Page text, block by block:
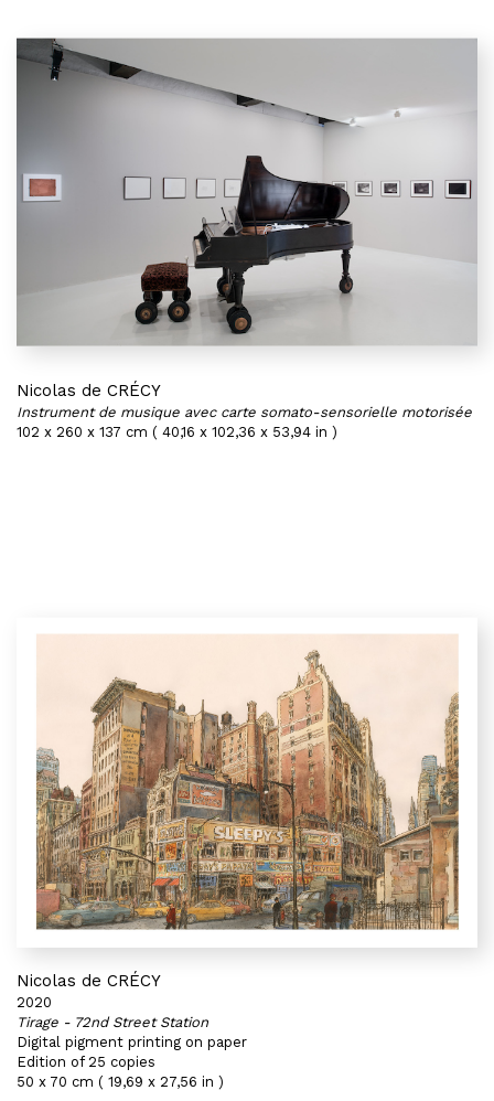
Nicolas de CRÉCY
Instrument de musique avec carte somato-sensorielle motorisée
102 x 260 x 137 cm ( 40,16 x 102,36 x 53,94 in )
Nicolas de CRÉCY
2020
Tirage - 72nd Street Station
Digital pigment printing on paper
Edition of 25 copies
50 x 70 cm ( 19,69 x 27,56 in )